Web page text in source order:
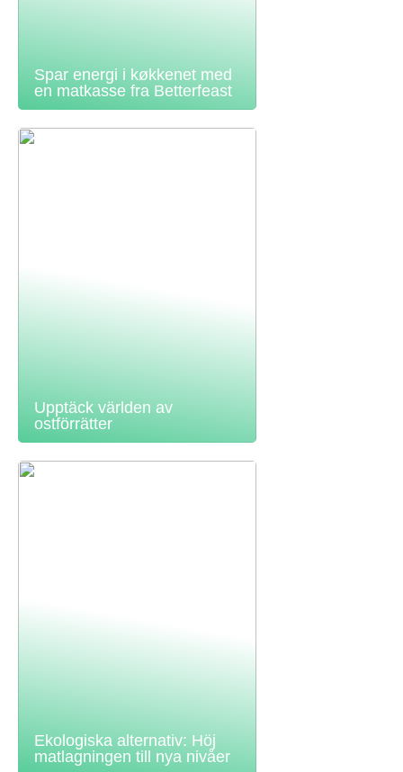
Spar energi i køkkenet med
en matkasse fra Betterfeast
Upptäck världen av
ostförrätter
Ekologiska alternativ: Höj
matlagningen till nya nivåer